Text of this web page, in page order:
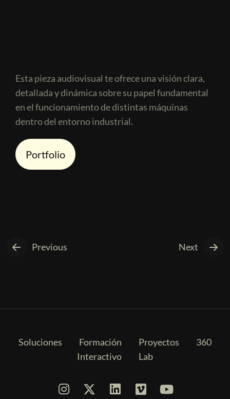
Esta pieza audiovisual te ofrece una visión clara,
detallada y dinámica sobre su papel fundamental
en el funcionamiento de distintas máquinas
dentro del entorno industrial.
Portfolio
Previous Next
Soluciones Formación Proyectos
360
Interactivo
Lab